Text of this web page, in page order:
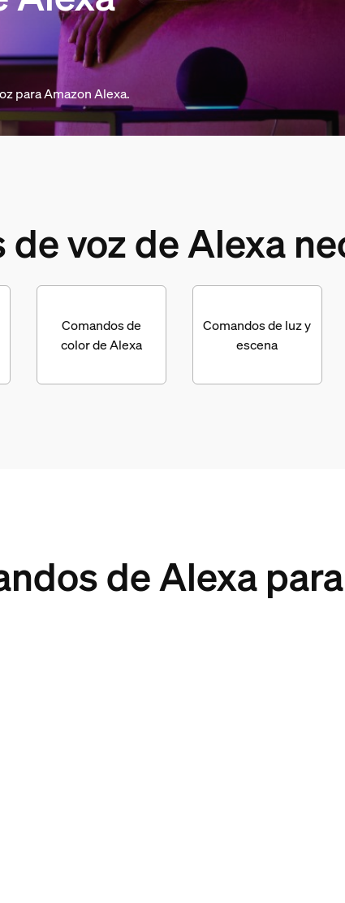
para Amazon Alexa.
voz de Alexa
Comandos de
color de Alexa
Comandos de luz y
escena
de Alexa